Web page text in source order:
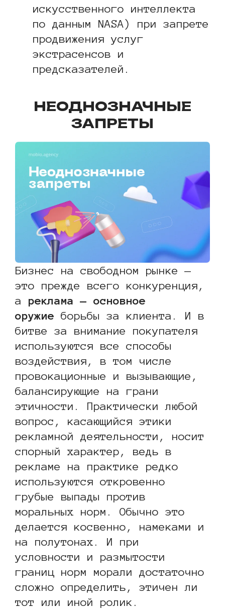
искусственного интеллекта
по данным NASA) при запрете
продвижения услуг
экстрасенсов и
предсказателей.
НЕОДНОЗНАЧНЫЕ
ЗАПРЕТЫ
Бизнес на свободном рынке —
это прежде всего конкуренция,
а реклама — основное
оружие борьбы за клиента. И в
битве за внимание покупателя
используются все способы
воздействия, в том числе
провокационные и вызывающие,
балансирующие на грани
этичности. Практически любой
вопрос, касающийся этики
рекламной деятельности, носит
спорный характер, ведь в
рекламе на практике редко
используются откровенно
грубые выпады против
моральных норм. Обычно это
делается косвенно, намеками и
на полутонах. И при
условности и размытости
границ норм морали достаточно
сложно определить, этичен ли
тот или иной ролик.